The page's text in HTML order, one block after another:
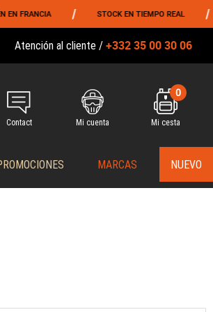
STOCK EN TIEMPO REAL
Atención al cliente / +332 35 00 30 06
Contact Mi cuenta
0
Mi cesta
MARCAS NUEVO